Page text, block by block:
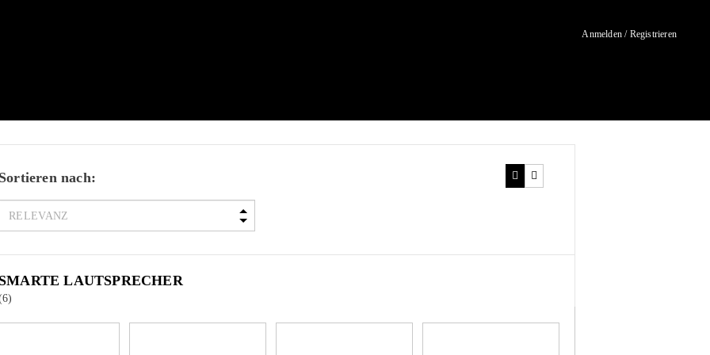
Anmelden / Registrieren
Sortieren nach:
SMARTE LAUTSPRECHER